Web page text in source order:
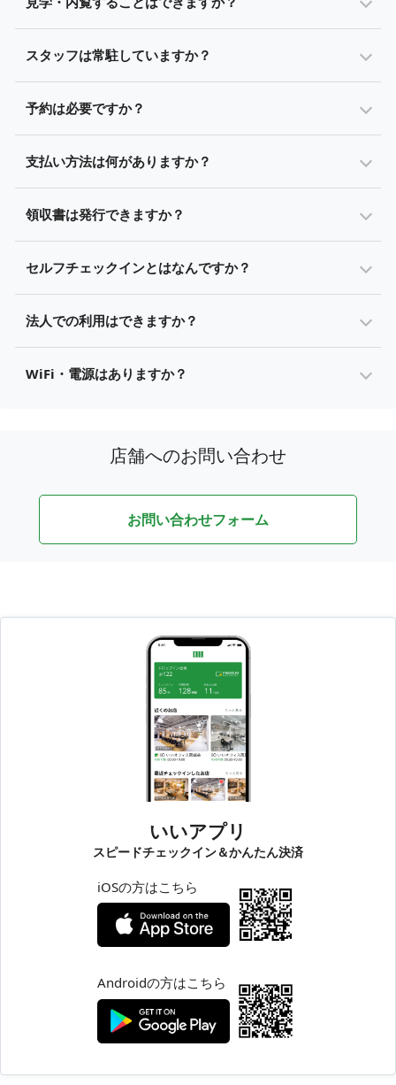
スタッフは常駐していますか？
予約は必要ですか？
支払い方法は何がありますか？
領収書は発行できますか？
セルフチェックインとはなんですか？
法人での利用はできますか？
WiFi・電源はありますか？
店舗へのお問い合わせ
お問い合わせフォーム
いいアプリ
スピードチェックイン＆かんたん決済
iOSの方はこちら
Androidの方はこちら